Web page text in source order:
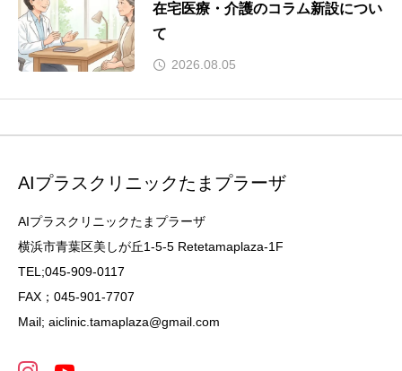
在宅医療・介護のコラム新設につい
て
2026.08.05
AIプラスクリニックたまプラーザ
AIプラスクリニックたまプラーザ
横浜市青葉区美しが丘1-5-5 Retetamaplaza-1F
TEL;045-909-0117
FAX；045-901-7707
Mail; aiclinic.tamaplaza@gmail.com